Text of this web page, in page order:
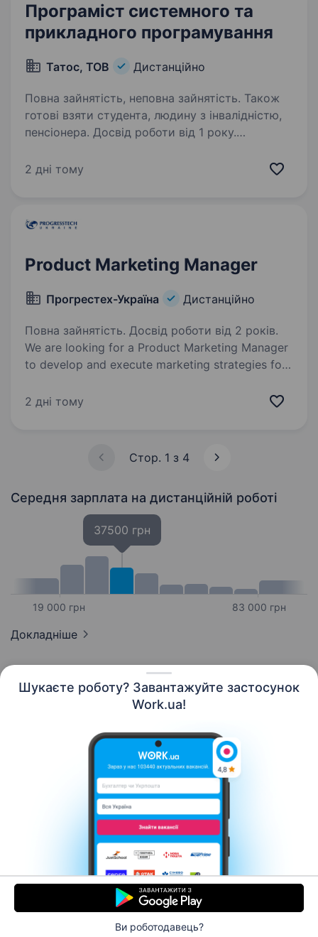
Шукаєте роботу? Завантажуйте застосунок
Work.ua!
Ви роботодавець?
Програміст системного та
прикладного програмування
Татос, ТОВ Дистанційно
Повна зайнятість, неповна зайнятість. Також
готові взяти студента, людину з інвалідністю,
пенсіонера. Досвід роботи від 1 року.
програмування. Вимоги: Якщо Ви можете
своє резюме. Мови програмування: Assembler,
2 дні тому
Product Marketing Manager
Прогрестех-Україна Дистанційно
Повна зайнятість. Досвід роботи від 2 років.
We are looking for a Product Marketing Manager
to develop and execute marketing strategies for
support product growth. Requirements: 2+ years
2 дні тому
Стор. 1 з 4
Середня зарплата на дистанційній роботі
19 000 грн
37500 грн
83 000 грн
Докладніше
Контакти Про нас
Кар’єра
Допомога Умови використання